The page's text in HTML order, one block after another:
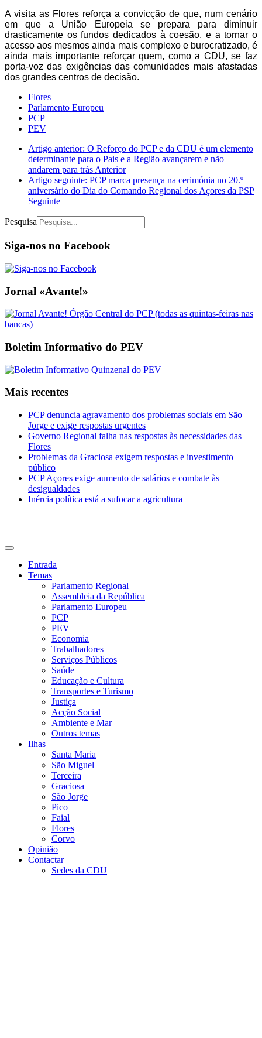
A visita as Flores reforça a convicção de que, num cenário
em que a União Europeia se prepara para diminuir
drasticamente os fundos dedicados à coesão, e a tornar o
acesso aos mesmos ainda mais complexo e burocratizado, é
ainda mais importante reforçar quem, como a CDU, se faz
porta-voz das exigências das comunidades mais afastadas
dos grandes centros de decisão.
Flores
Parlamento Europeu
PCP
PEV
Artigo anterior: O Reforço do PCP e da CDU é um elemento
determinante para o Pais e a Região avançarem e não
andarem para trásAnterior
Artigo seguinte: PCP marca presença na cerimónia no 20.º
aniversário do Dia do Comando Regional dos Açores da PSP
Seguinte
Pesquisa
Siga-nos no Facebook
Jornal «Avante!»
Boletim Informativo do PEV
Mais recentes
PCP denuncia agravamento dos problemas sociais em São
Jorge e exige respostas urgentes
Governo Regional falha nas respostas às necessidades das
Flores
Problemas da Graciosa exigem respostas e investimento
público
PCP Açores exige aumento de salários e combate às
desigualdades
Inércia política está a sufocar a agricultura
Entrada
Temas
Parlamento Regional
Assembleia da República
Parlamento Europeu
PCP
PEV
Economia
Trabalhadores
Serviços Públicos
Saúde
Educação e Cultura
Transportes e Turismo
Justiça
Acção Social
Ambiente e Mar
Outros temas
Ilhas
Santa Maria
São Miguel
Terceira
Graciosa
São Jorge
Pico
Faial
Flores
Corvo
Opinião
Contactar
Sedes da CDU